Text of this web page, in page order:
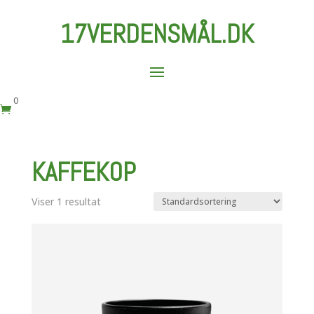
17VERDENSMÅL.DK

0
KAFFEKOP
Viser 1 resultat